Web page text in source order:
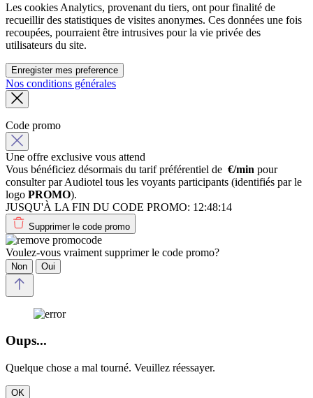
Les cookies Analytics, provenant du tiers, ont pour finalité de
recueillir des statistiques de visites anonymes. Ces données une fois
recoupées, pourraient être intrusives pour la vie privée des
utilisateurs du site.
Enregister mes preference
Nos conditions générales
Code promo
Une offre exclusive vous attend
Vous bénéficiez désormais du tarif préférentiel de €/min pour
consulter par Audiotel tous les voyants participants (identifiés par le
logo PROMO).
JUSQU'À LA FIN DU CODE PROMO: 12:48:14
Supprimer le code promo
Voulez-vous vraiment supprimer le code promo?
Non Oui
Oups...
Quelque chose a mal tourné. Veuillez réessayer.
OK